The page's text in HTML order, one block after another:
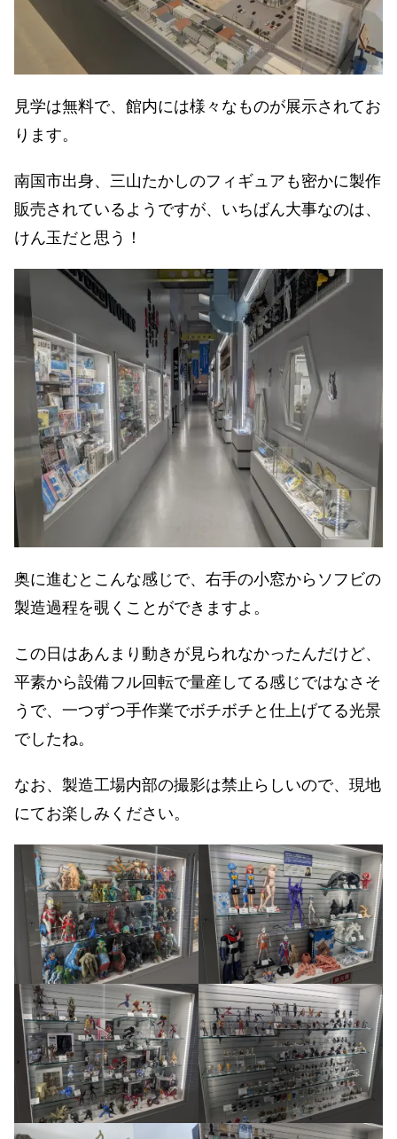
見学は無料で、館内には様々なものが展示されてお
ります。
南国市出身、三山たかしのフィギュアも密かに製作
販売されているようですが、いちばん大事なのは、
けん玉だと思う！
奥に進むとこんな感じで、右手の小窓からソフビの
製造過程を覗くことができますよ。
この日はあんまり動きが見られなかったんだけど、
平素から設備フル回転で量産してる感じではなさそ
うで、一つずつ手作業でボチボチと仕上げてる光景
でしたね。
なお、製造工場内部の撮影は禁止らしいので、現地
にてお楽しみください。